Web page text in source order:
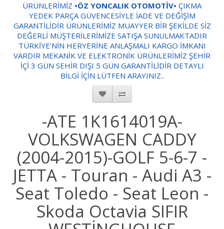
ÜRÜNLERİMİZ •ÖZ YONCALIK OTOMOTİV• ÇIKMA
YEDEK PARÇA GÜVENCESİYLE İADE VE DEĞİŞİM
GARANTİLİDİR ÜRÜNLERİMİZ MUAYYER BİR ŞEKİLDE SİZ
DEĞERLİ MÜŞTERİLERİMİZE SATIŞA SUNULMAKTADIR
TÜRKİYE’NİN HERYERİNE ANLAŞMALI KARGO İMKANI
VARDIR MEKANİK VE ELEKTRONİK ÜRÜNLERİMİZ ŞEHİR
İÇİ 3 GÜN SEHİR DIŞI 5 GÜN GARANTİLİDİR DETAYLI
BİLGİ İÇİN LÜTFEN ARAYINIZ..
-ATE 1K1614019A-
VOLKSWAGEN CADDY
(2004-2015)-GOLF 5-6-7 -
JETTA - Touran - Audi A3 -
Seat Toledo - Seat Leon -
Skoda Octavia SIFIR